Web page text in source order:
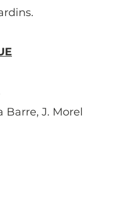
Barre, J. Morel